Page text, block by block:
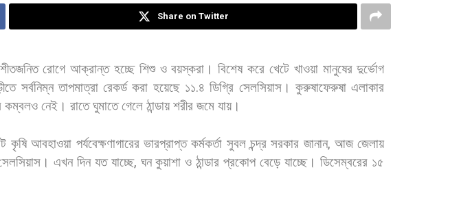
Share on Twitter
শীতজনিত রোগে আক্রান্ত হচ্ছে শিশু ও বয়স্করা। বিশেষ করে খেটে খাওয়া মানুষের দুর্ভোগ
সর্বনিম্ন তাপমাত্রা রেকর্ড করা হয়েছে ১১.৪ ডিগ্রি সেলসিয়াস। কুরুষাফেরুষা এলাকার
কম্বলও নেই। রাতে ঘুমাতে গেলে ঠান্ডায় শরীর জমে যায়।
কৃষি আবহাওয়া পর্যবেক্ষণাগারের ভারপ্রাপ্ত কর্মকর্তা সুবল চন্দ্র সরকার জানান, আজ জেলায়
এখন দিন যত যাচ্ছে, ঘন কুয়াশা ও ঠান্ডার প্রকোপ বেড়ে যাচ্ছে। ডিসেম্বরের ১৫